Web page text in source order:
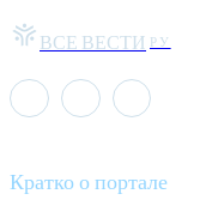
ВСЕ ВЕСТИ РУ
Кратко о портале